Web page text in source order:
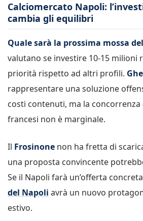
Calciomercato Napoli:
cambia gli equilibri
Quale sarà la prossima mossa
valutano se investire 10-15 milioni
priorità rispetto ad altri profili.
rappresentare una soluzione
costi contenuti, ma la concorrenza
francesi non è marginale.
Il Frosinone non ha fretta di
una proposta convincente
Se il Napoli farà un’offerta
del Napoli avrà un nuovo
estivo.